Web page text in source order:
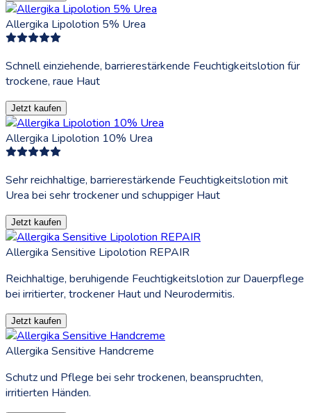
Allergika Lipolotion 5% Urea
Schnell einziehende, barrierestärkende Feuchtigkeitslotion für
trockene, raue Haut
Jetzt kaufen
Allergika Lipolotion 10% Urea
Sehr reichhaltige, barrierestärkende Feuchtigkeitslotion mit
Urea bei sehr trockener und schuppiger Haut
Jetzt kaufen
Allergika Sensitive Lipolotion REPAIR
Reichhaltige, beruhigende Feuchtigkeitslotion zur Dauerpflege
bei irritierter, trockener Haut und Neurodermitis.
Jetzt kaufen
Allergika Sensitive Handcreme
Schutz und Pflege bei sehr trockenen, beanspruchten,
irritierten Händen.